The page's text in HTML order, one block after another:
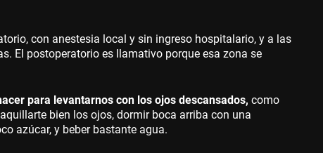
con anestesia local y sin ingreso hospitalario, y a las
El postoperatorio es llamativo porque esa zona se
para levantarnos con los ojos descansados, como
bien los ojos, dormir boca arriba con una
azúcar, y beber bastante agua.